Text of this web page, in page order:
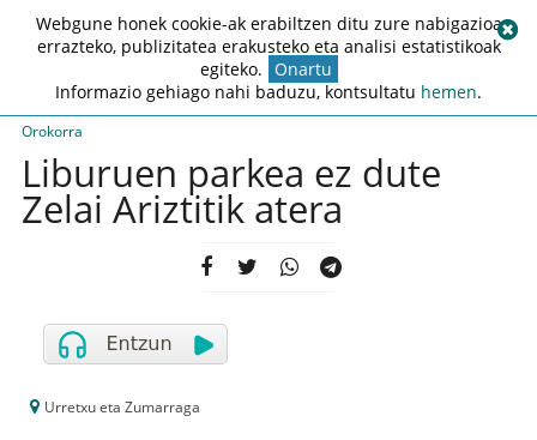
Orokorra
Liburuen parkea ez dute
Zelai Ariztitik atera
Urretxu eta Zumarraga
Webgune honek cookie-ak erabiltzen ditu zure nabigazioa
errazteko, publizitatea erakusteko eta analisi estatistikoak
egiteko. Onartu
Informazio gehiago nahi baduzu, kontsultatu hemen.